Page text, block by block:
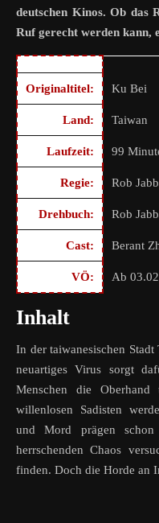
deutschen Kinos. Ob das
Ruf gerecht werden kann,
Originaltitel: Ku Bei
Land: Taiwan
Laufzeit: 99
Regie: Rob
Drehbuch: Rob
Cast: Berant
VÖ: Ab
Inhalt
In der taiwanesischen
neuartiges Virus sorgt
Menschen die
willenlosen Sadisten
und Mord prägen
herrschenden Chaos
finden. Doch die Horde an